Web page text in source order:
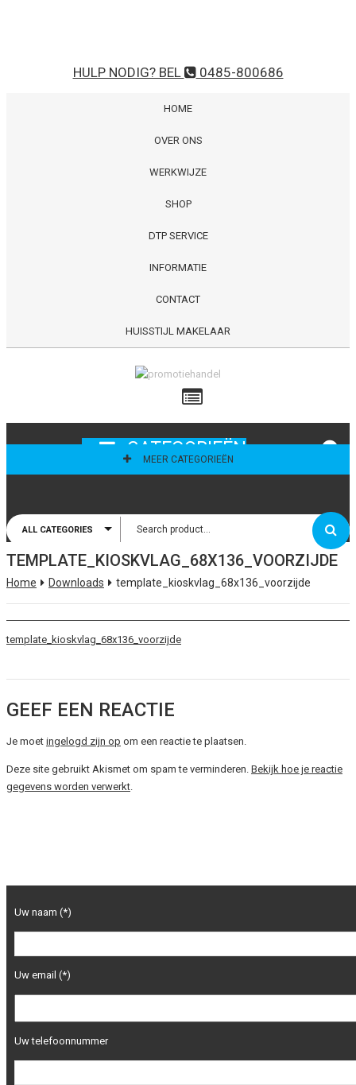
HULP NODIG? BEL 0485-800686
HOME
OVER ONS
WERKWIJZE
SHOP
DTP SERVICE
INFORMATIE
CONTACT
HUISSTIJL MAKELAAR
mij
CATEGORIEËN
MEER CATEGORIEËN
ALL CATEGORIES
TEMPLATE_KIOSKVLAG_68X136_VOORZIJDE
Home Downloads template_kioskvlag_68x136_voorzijde
template_kioskvlag_68x136_voorzijde
GEEF EEN REACTIE
Je moet ingelogd zijn op om een reactie te plaatsen.
Deze site gebruikt Akismet om spam te verminderen. Bekijk hoe je reactie
gegevens worden verwerkt.
Uw naam (*)
Uw email (*)
Uw telefoonnummer